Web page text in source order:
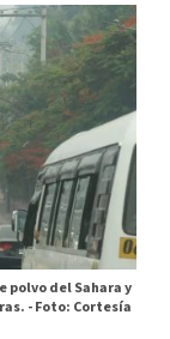
polvo del Sahara y
-Foto: Cortesía